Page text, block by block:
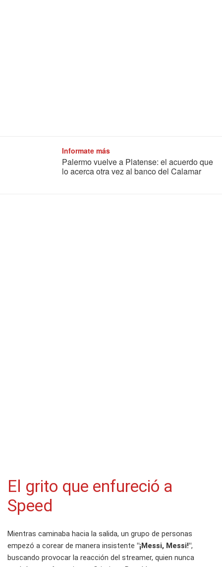
Informate más
Palermo vuelve a Platense: el acuerdo que
lo acerca otra vez al banco del Calamar
El grito que enfureció a
Speed
Mientras caminaba hacia la salida, un grupo de personas
empezó a corear de manera insistente "¡Messi, Messi!",
buscando provocar la reacción del streamer, quien nunca